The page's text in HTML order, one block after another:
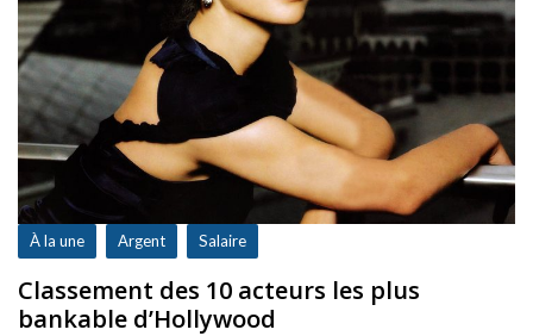
À la une Argent Salaire
Classement des 10 acteurs les plus
bankable d’Hollywood